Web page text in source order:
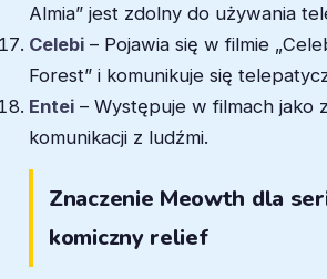
Almia” jest zdolny do używania
Celebi – Pojawia się w filmie
Forest” i komunikuje się
Entei – Występuje w filmach jako
komunikacji z ludźmi.
Znaczenie Meowth dla
komiczny relief